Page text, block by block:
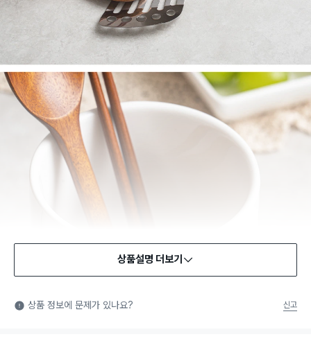
상품설명 더보기
상품 정보에 문제가 있나요? 신고